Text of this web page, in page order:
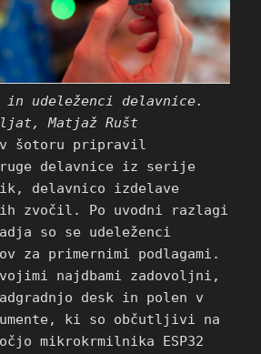
in udeleženci delavnice.
Matjaž Rušt
v šotoru pripravil
delavnice iz serije
delavnico izdelave
zvočil. Po uvodni razlagi
so se udeleženci
za primernimi podlagami.
najdbami zadovoljni,
desk in polen v
ki so občutljivi na
mikrokrmilnika ESP32